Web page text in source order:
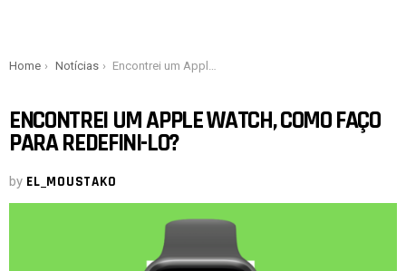
You are here:
Home Notícias Encontrei um Apple Watch, como faço para redefini-lo?
ENCONTREI UM APPLE WATCH, COMO FAÇO
PARA REDEFINI-LO?
by EL_MOUSTAKO